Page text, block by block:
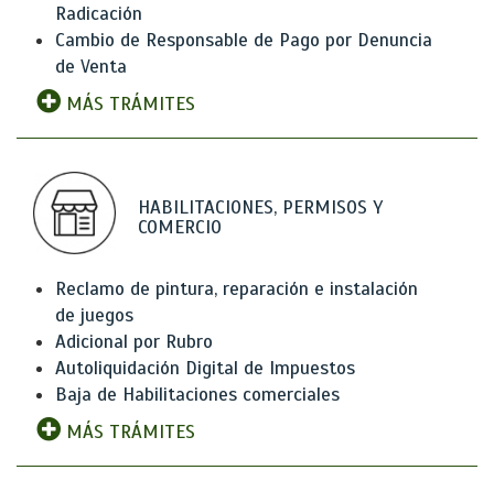
Radicación
Cambio de Responsable de Pago por Denuncia
de Venta
MÁS TRÁMITES
HABILITACIONES, PERMISOS Y
COMERCIO
Reclamo de pintura, reparación e instalación
de juegos
Adicional por Rubro
Autoliquidación Digital de Impuestos
Baja de Habilitaciones comerciales
MÁS TRÁMITES